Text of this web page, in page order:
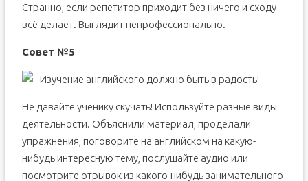
Странно, если репетитор приходит без ничего и сходу
всё делает. Выглядит непрофессионально.
Совет №5
Изучение английского должно быть в радость!
Не давайте ученику скучать! Используйте разные виды
деятельности. Объяснили материал, проделали
упражнения, поговорите на английском на какую-
нибудь интересную тему, послушайте аудио или
посмотрите отрывок из какого-нибудь занимательного